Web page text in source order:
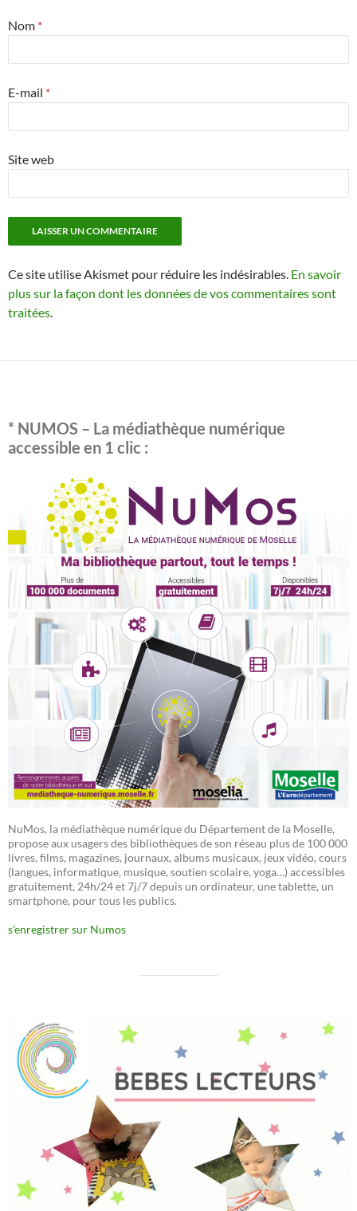
Nom *
E-mail *
Site web
Ce site utilise Akismet pour réduire les indésirables. En savoir
plus sur la façon dont les données de vos commentaires sont
traitées.
* NUMOS – La médiathèque numérique
accessible en 1 clic :
NuMos, la médiathèque numérique du Département de la Moselle,
propose aux usagers des bibliothèques de son réseau plus de 100 000
livres, films, magazines, journaux, albums musicaux, jeux vidéo, cours
(langues, informatique, musique, soutien scolaire, yoga…) accessibles
gratuitement, 24h/24 et 7j/7 depuis un ordinateur, une tablette, un
smartphone, pour tous les publics.
s'enregistrer sur Numos